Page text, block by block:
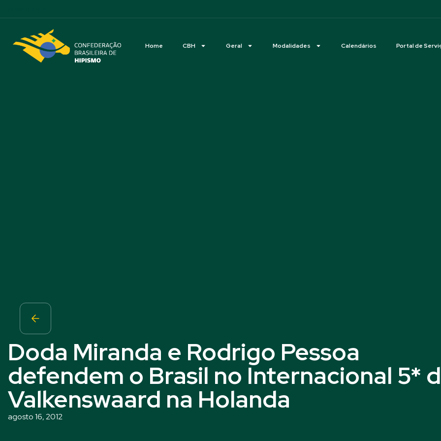
Home CBH Geral Modalidades Calendários Portal de
Doda Miranda e Rodrigo Pessoa
defendem o Brasil no Internacional 5*
Valkenswaard na Holanda
agosto 16, 2012